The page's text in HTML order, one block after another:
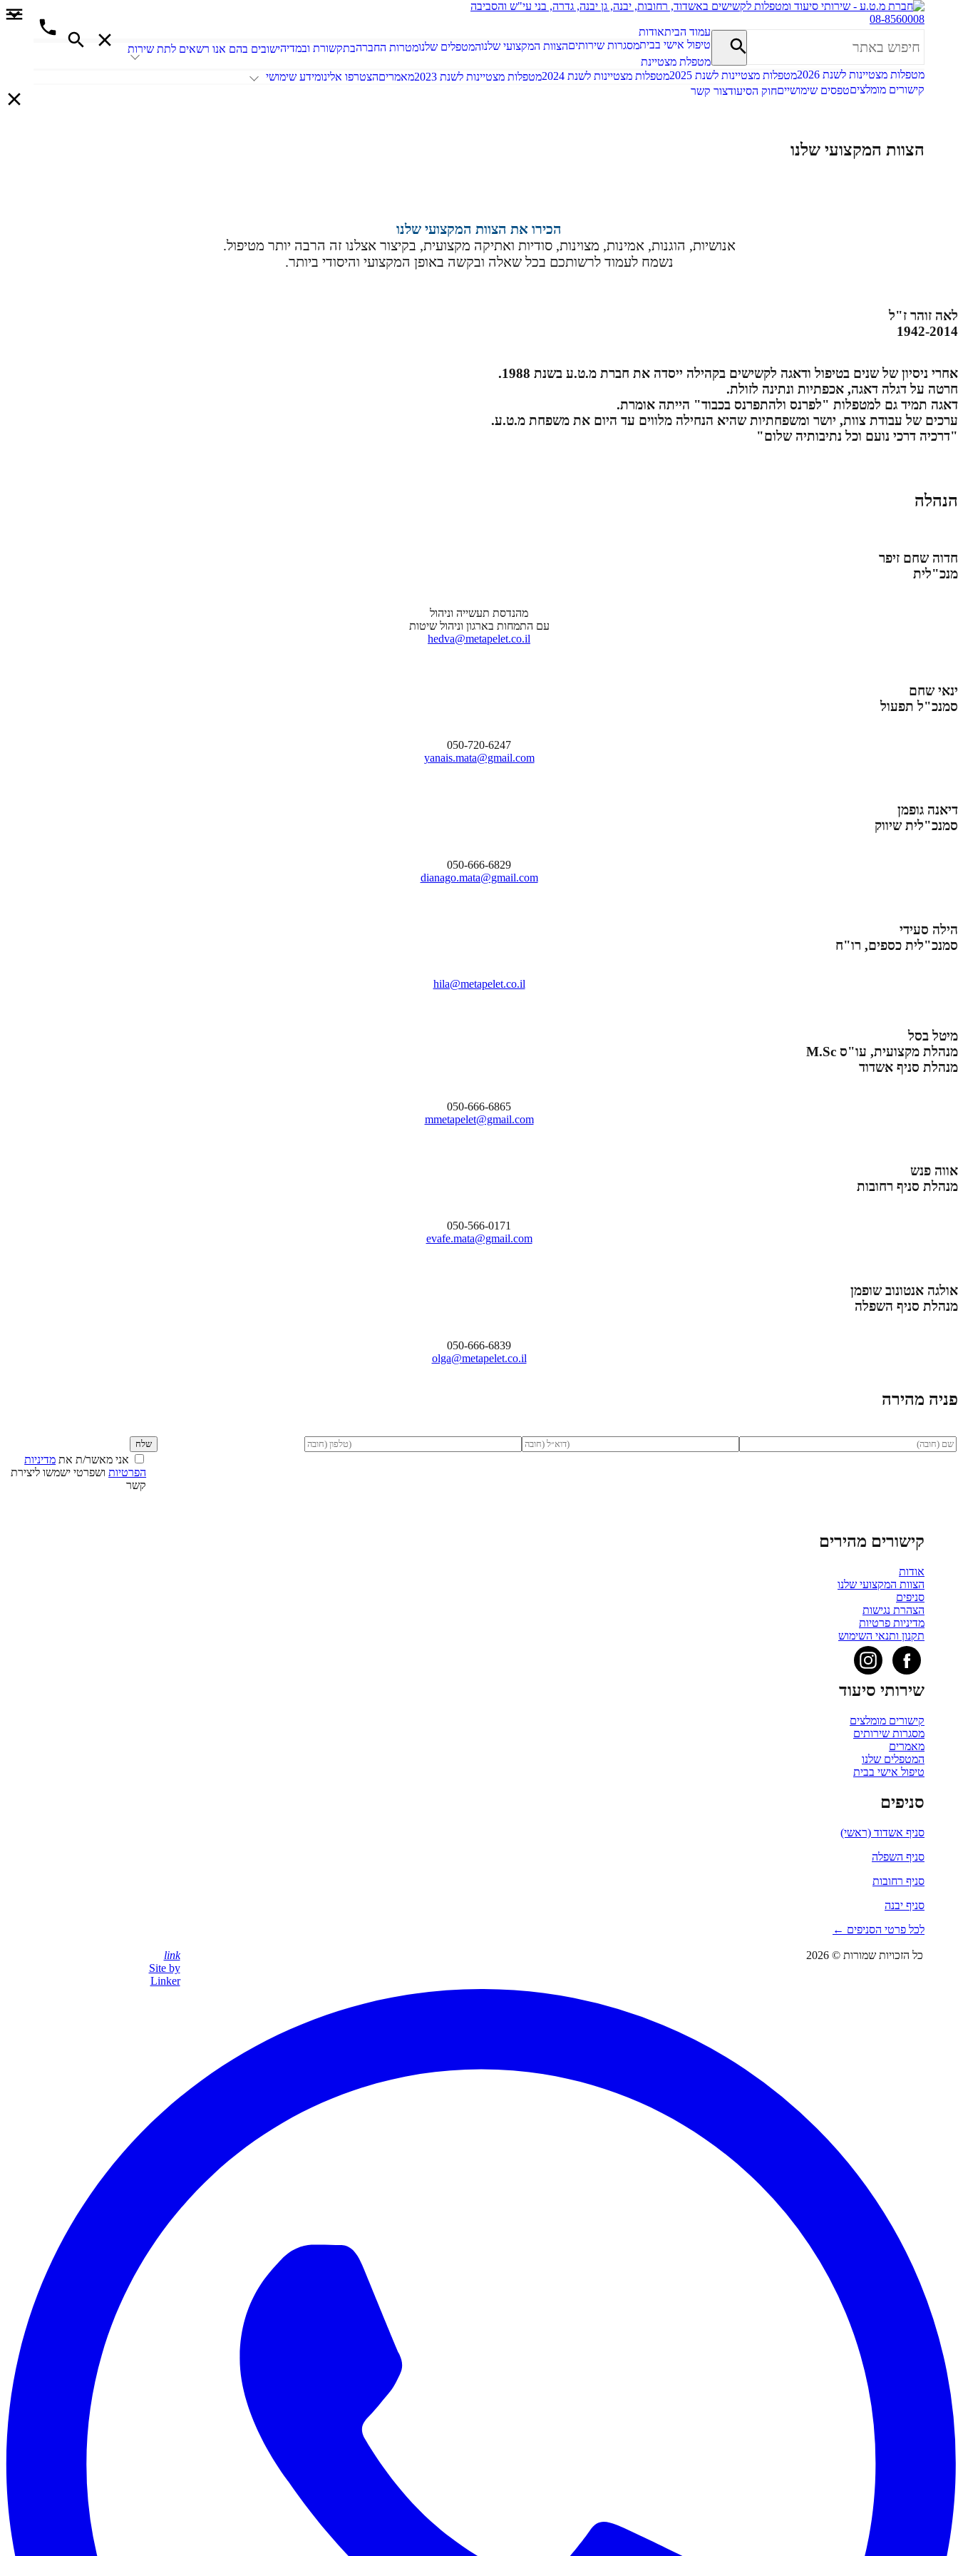
08-8560008
עמוד הביתאודות
טיפול אישי בביתמסגרות שירותיםהצוות המקצועי שלנוהמטפלים שלנומטרות החברהבתקשורת ובמדיהישובים בהם אנו רשאים לתת שירות
מטפלת מצטיינת
מטפלות מצטיינות לשנת 2026
מטפלות מצטיינות לשנת 2025 מטפלות מצטיינות לשנת 2024 מטפלות מצטיינות לשנת 2023 מאמריםהצטרפו אלינומידע שימושי
קישורים מומלציםטפסים שימושייםחוק הסיעודצור קשר
הצוות המקצועי שלנו
הכירו את הצוות המקצועי שלנו
אנושיות, הוגנות, אמינות, מצוינות, סודיות ואתיקה מקצועית, בקיצור אצלנו זה הרבה יותר מטיפול.
נשמח לעמוד לרשותכם בכל שאלה ובקשה באופן המקצועי והיסודי ביותר.
לאה זוהר ז"ל
1942-2014
אחרי ניסיון של שנים בטיפול ודאגה לקשישים בקהילה ייסדה את חברת מ.ט.ע בשנת 1988.
חרטה על דגלה דאגה, אכפתיות ונתינה לזולת.
דאגה תמיד גם למטפלות "לפרנס ולהתפרנס בכבוד" הייתה אומרת.
ערכים של עבודת צוות, יושר ומשפחתיות שהיא הנחילה מלווים עד היום את משפחת מ.ט.ע.
"דרכיה דרכי נועם וכל נתיבותיה שלום"
הנהלה
חדוה שחם זיפר
מנכ"לית
מהנדסת תעשייה וניהול
עם התמחות בארגון וניהול שיטות
hedva@metapelet.co.il
ינאי שחם
סמנכ"ל תפעול
050-720-6247
yanais.mata@gmail.com
דיאנה גופמן
סמנכ"לית שיווק
050-666-6829
dianago.mata@gmail.com
הילה סעידי
סמנכ"לית כספים, רו"ח
hila@metapelet.co.il
מיטל בסל
מנהלת מקצועית, עו"ס M.Sc
מנהלת סניף אשדוד
050-666-6865
mmetapelet@gmail.com
אווה פנש
מנהלת סניף רחובות
050-566-0171
evafe.mata@gmail.com
אולגה אנטונוב שופמן
מנהלת סניף השפלה
050-666-6839
olga@metapelet.co.il
פניה מהירה
אני מאשר/ת את מדיניות
הפרטיותושפרטי ישמשו ליצירת
קשר
קישורים מהירים
אודות
הצוות המקצועי שלנו
סניפים
הצהרת נגישות
מדיניות פרטיות
תקנון ותנאי השימוש
שירותי סיעוד
קישורים מומלצים
מסגרות שירותים
מאמרים
המטפלים שלנו
טיפול אישי בבית
סניפים
סניף אשדוד (ראשי)
סניף השפלה
סניף רחובות
סניף יבנה
לכל פרטי הסניפים ←
כל הזכויות שמורות © 2026
link
Site by
Linker